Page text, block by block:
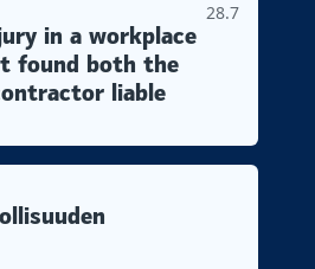
28.7
in a workplace
found both the
liable